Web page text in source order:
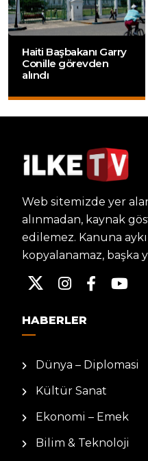
Haiti Başbakanı Garry
Conille görevden
alındı
Web sitemizde yer
alınmadan, kaynak
edilemez. Kanuna
kopyalanamaz, başka
HABERLER
Dünya – Diplomasi
Kültür Sanat
Ekonomi – Emek
Bilim & Teknoloji